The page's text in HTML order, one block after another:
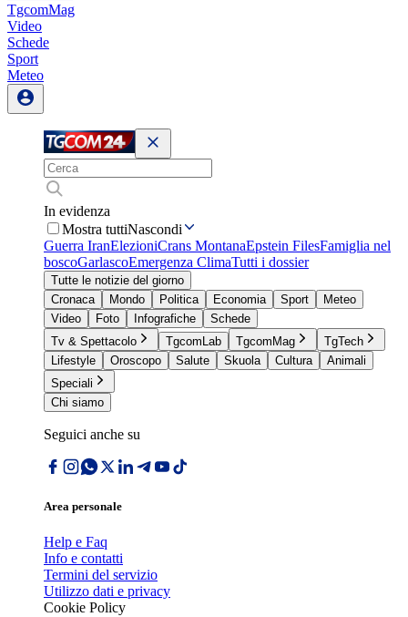
TgcomMag
Video
Schede
Sport
Meteo
In evidenza
Mostra tuttiNascondi
Guerra IranElezioniCrans MontanaEpstein FilesFamiglia nel
boscoGarlascoEmergenza ClimaTutti i dossier
Tutte le notizie del giorno
Cronaca
Mondo Politica Economia Sport
Meteo
Video
Foto Infografiche
Schede
Tv & Spettacolo
TgcomLab TgcomMag
TgTech
Lifestyle
Oroscopo Salute Skuola Cultura
Animali
Speciali
Chi siamo
Seguici anche su
Area personale
Help e Faq
Info e contatti
Termini del servizio
Utilizzo dati e privacy
Cookie Policy